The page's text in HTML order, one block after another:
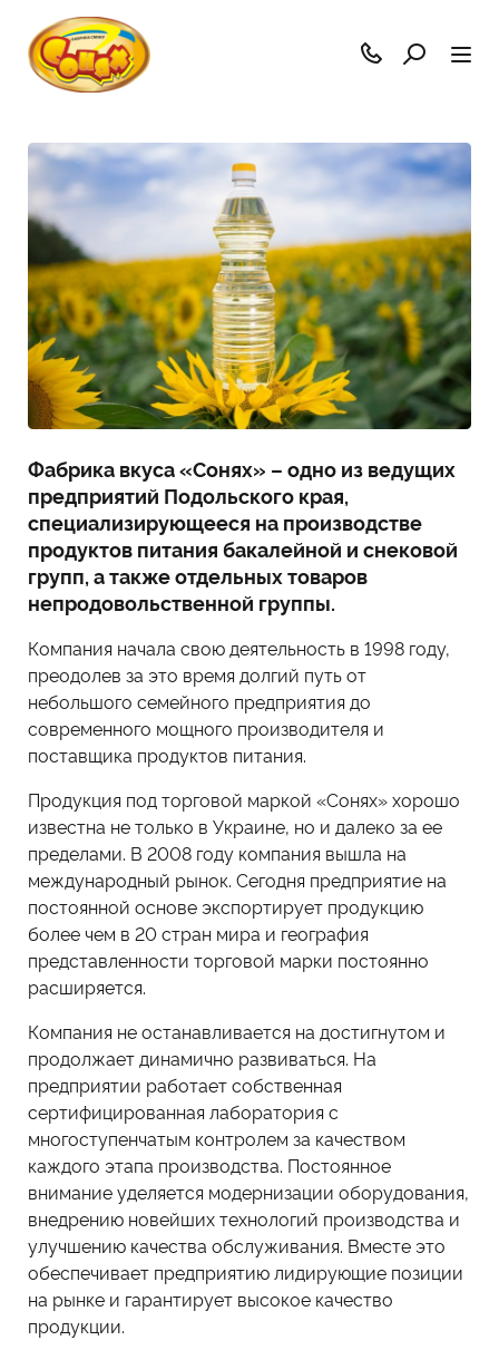
Фабрика вкуса «Сонях» – одно из ведущих
предприятий Подольского края,
специализирующееся на производстве
продуктов питания бакалейной и снековой
групп, а также отдельных товаров
непродовольственной группы.
Компания начала свою деятельность в 1998 году,
преодолев за это время долгий путь от
небольшого семейного предприятия до
современного мощного производителя и
поставщика продуктов питания.
Продукция под торговой маркой «Сонях» хорошо
известна не только в Украине, но и далеко за ее
пределами. В 2008 году компания вышла на
международный рынок. Сегодня предприятие на
постоянной основе экспортирует продукцию
более чем в 20 стран мира и география
представленности торговой марки постоянно
расширяется.
Компания не останавливается на достигнутом и
продолжает динамично развиваться. На
предприятии работает собственная
сертифицированная лаборатория с
многоступенчатым контролем за качеством
каждого этапа производства. Постоянное
внимание уделяется модернизации оборудования,
внедрению новейших технологий производства и
улучшению качества обслуживания. Вместе это
обеспечивает предприятию лидирующие позиции
на рынке и гарантирует высокое качество
продукции.